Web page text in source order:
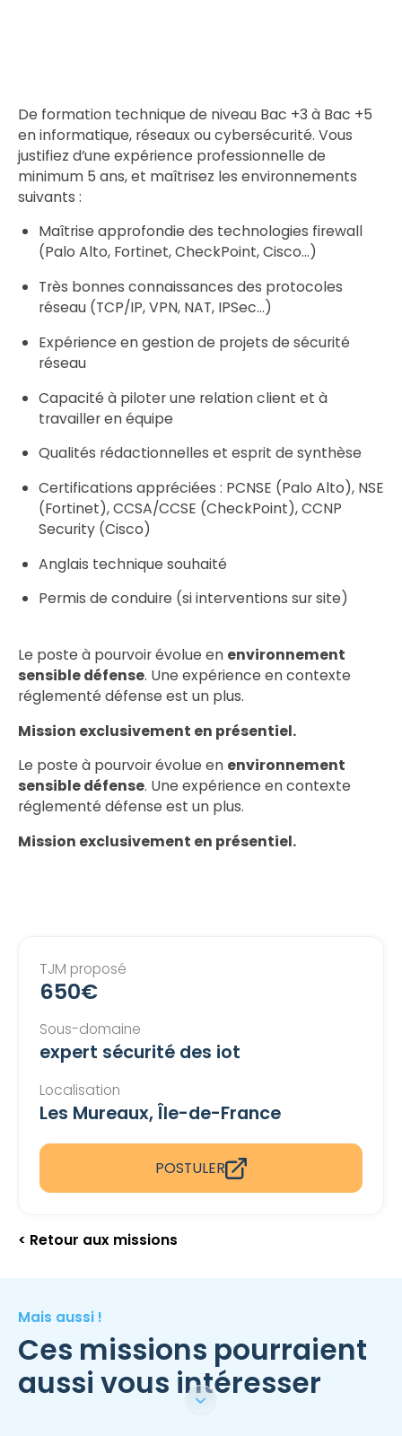
De formation technique de niveau Bac +3 à Bac +5
en informatique, réseaux ou cybersécurité. Vous
justifiez d’une expérience professionnelle de
minimum 5 ans, et maîtrisez les environnements
suivants :
Maîtrise approfondie des technologies firewall
(Palo Alto, Fortinet, CheckPoint, Cisco…)
Très bonnes connaissances des protocoles
réseau (TCP/IP, VPN, NAT, IPSec…)
Expérience en gestion de projets de sécurité
réseau
Capacité à piloter une relation client et à
travailler en équipe
Qualités rédactionnelles et esprit de synthèse
Certifications appréciées : PCNSE (Palo Alto), NSE
(Fortinet), CCSA/CCSE (CheckPoint), CCNP
Security (Cisco)
Anglais technique souhaité
Permis de conduire (si interventions sur site)
Le poste à pourvoir évolue en environnement
sensible défense. Une expérience en contexte
réglementé défense est un plus.
Mission exclusivement en présentiel.
Le poste à pourvoir évolue en environnement
sensible défense. Une expérience en contexte
réglementé défense est un plus.
Mission exclusivement en présentiel.
TJM proposé
650€
Sous-domaine
expert sécurité des iot
Localisation
Les Mureaux, Île-de-France
POSTULER
< Retour aux missions
Mais aussi !
Ces missions pourraient
aussi vous intéresser